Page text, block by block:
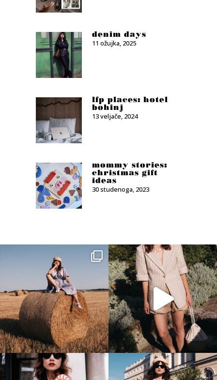
denim days
11 ožujka, 2025
lfp places: hotel
bohinj
13 veljače, 2024
mommy stories:
christmas gift
ideas
30 studenoga, 2023